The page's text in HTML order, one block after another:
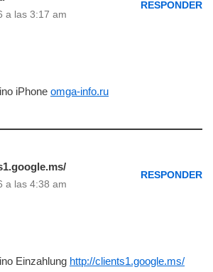
a las 3:17 am
RESPONDER
iPhone omga-info.ru
a las 4:38 am
RESPONDER
Einzahlung http://clients1.google.ms/